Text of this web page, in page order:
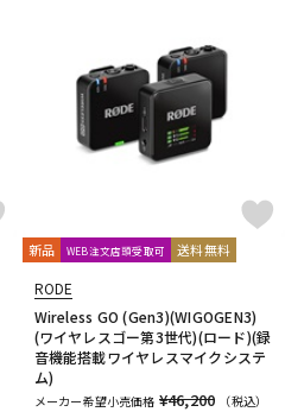
新品 WEB注文店頭受取可 送料無料
RODE
Wireless GO (Gen3)(WIGOGEN3)
(ワイヤレスゴー第3世代)(ロード)(録
音機能搭載ワイヤレスマイクシステ
ム)
メーカー希望小売価格 ¥46,200
（税込）